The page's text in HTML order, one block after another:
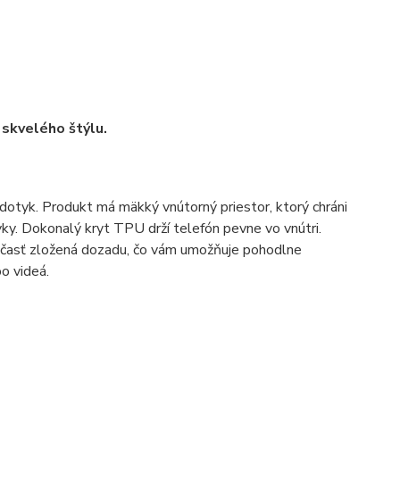
štýlu.
Produkt má mäkký vnútorný priestor, ktorý chráni
Dokonalý kryt TPU drží telefón pevne vo vnútri.
zložená dozadu, čo vám umožňuje pohodlne
videá.